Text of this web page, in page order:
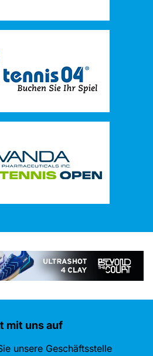
mit uns auf
unsere Geschäftsstelle